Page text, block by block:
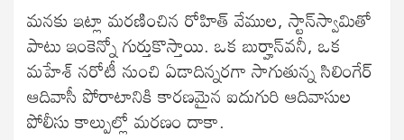
మనకు ఇట్లా మరణించిన రోహిత్‍ వేముల, స్టాన్‍స్వామితో
పాటు ఇంకెన్నో గుర్తుకొస్తాయి. ఒక బుర్హాన్‍వనీ, ఒక
మహేశ్‍ నరోటీ నుంచి ఏడాదిన్నరగా సాగుతున్న సిలింగేర్‍
ఆదివాసీ పోరాటానికి కారణమైన ఐదుగురి ఆదివాసుల
పోలీసు కాల్పుల్లో మరణం దాకా.